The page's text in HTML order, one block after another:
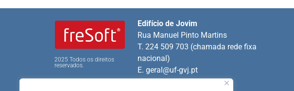
2025 Todos os direitos
reservados.
Edifício de Jovim
Rua Manuel Pinto Martins
T. 224 509 703 (chamada rede fixa
nacional)
E.geral@uf-gvj.pt